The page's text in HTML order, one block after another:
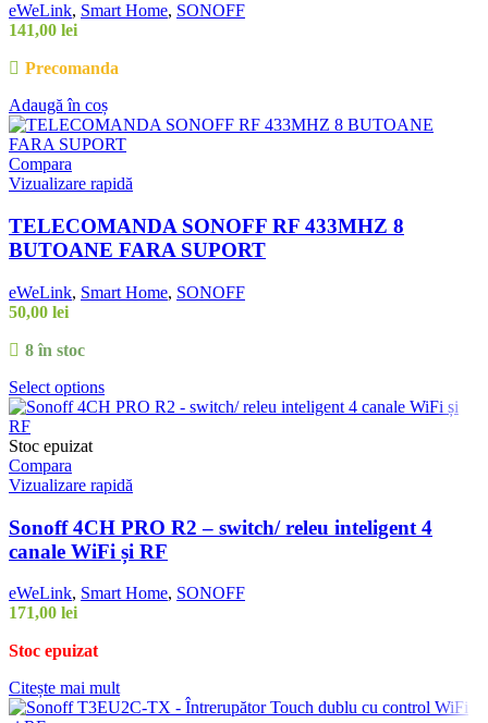
eWeLink, Smart Home, SONOFF
141,00 lei
Precomanda
Adaugă în coș
Compara
Vizualizare rapidă
TELECOMANDA SONOFF RF 433MHZ 8
BUTOANE FARA SUPORT
eWeLink, Smart Home, SONOFF
50,00 lei
8 în stoc
Select options
Stoc epuizat
Compara
Vizualizare rapidă
Sonoff 4CH PRO R2 – switch/ releu inteligent 4
canale WiFi și RF
eWeLink, Smart Home, SONOFF
171,00 lei
Stoc epuizat
Citește mai mult